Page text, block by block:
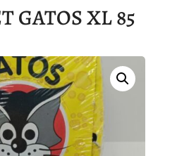
GATOS XL 85